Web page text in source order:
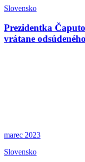
Slovensko
Prezidentka
vrátane
marec 2023
Slovensko